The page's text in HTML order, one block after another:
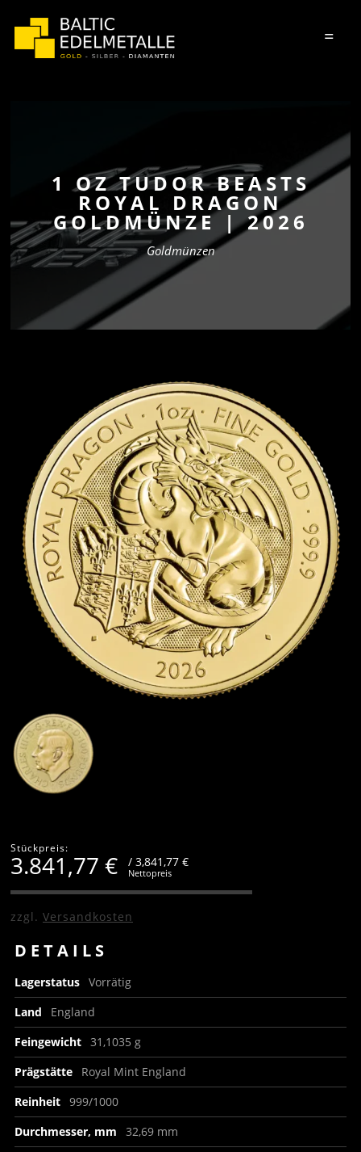
=
1 OZ TUDOR BEASTS
ROYAL DRAGON
GOLDMÜNZE | 2026
Goldmünzen
Stückpreis:
3.841,77 € / 3,841,77 €
Nettopreis
zzgl. Versandkosten
DETAILS
Lagerstatus Vorrätig
Land
England
Feingewicht 31,1035 g
Prägstätte
Royal Mint England
Reinheit 999/1000
Durchmesser, mm
32,69 mm